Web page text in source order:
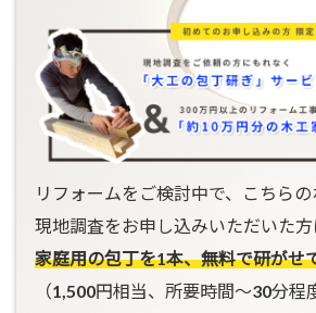
リフォームをご検討中で、こちら
現地調査をお申し込みいただいた方
家庭用の包丁を1本、無料で研がせ
（1,500円相当、所要時間〜30分程